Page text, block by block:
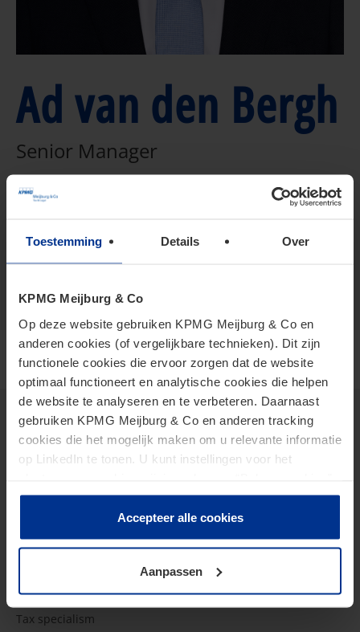
Toestemming Details Over
KPMG Meijburg & Co
Op deze website gebruiken KPMG Meijburg & Co en
anderen cookies (of vergelijkbare technieken). Dit zijn
functionele cookies die ervoor zorgen dat de website
optimaal functioneert en analytische cookies die helpen
de website te analyseren en te verbeteren. Daarnaast
gebruiken KPMG Meijburg & Co en anderen tracking
cookies die het mogelijk maken om u relevante informatie
op LinkedIn te tonen. U kunt instellingen voor het
te klikken. Als u op “Accepteer alle cookies” klikt, geeft u
toestemming voor het gebruik van alle cookies. Deze
toestemming kunt u altijd weer intrekken.
Accepteer alle cookies
Aanpassen
Ad van den Bergh
Senior Manager
vandenbergh.ad@kpmg.com
Meijburg Amstelveen
Insights
Pijler 2
Specialismen
Tax specialism